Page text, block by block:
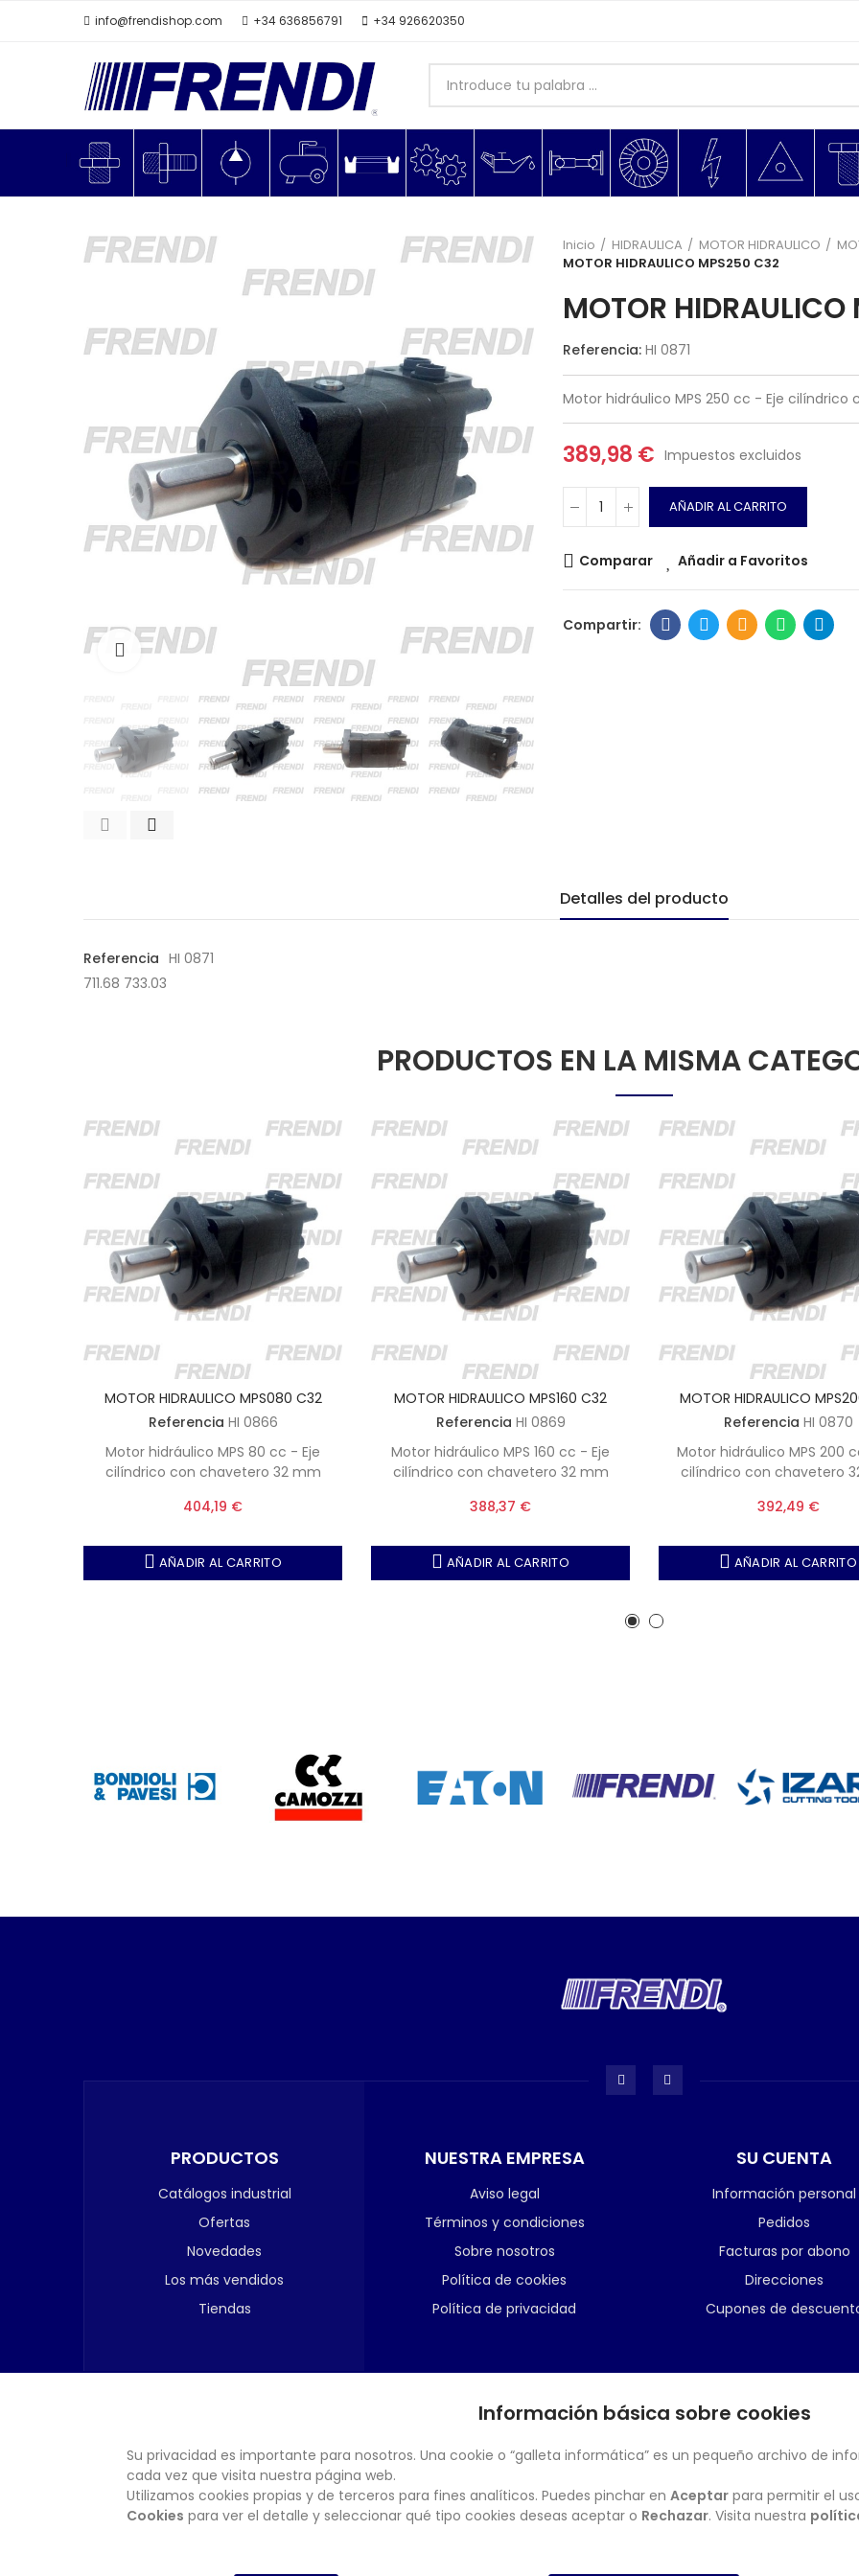
info@frendishop.com +34 636856791 +34 926620350
Click para agrandar
Inicio HIDRAULICA MOTOR HIDRAULICO
MOTOR HIDRAULICO MPS250 C32
MOTOR
Referencia: HI 0871
Motor hidráulico MPS 250 cc - Eje
389,98 € Impuestos excluidos
AÑADIR AL CARRITO
Comparar Añadir a Favoritos
Detalles del producto
Referencia HI 0871
711.68 733.03
PRODUCTOS EN LA MISMA
MOTOR HIDRAULICO MPS080 C32
Referencia HI 0866
Motor hidráulico MPS 80 cc - Eje
cilíndrico con chavetero 32 mm
404,19 €
AÑADIR AL CARRITO
MOTOR HIDRAULICO MPS160 C32
Referencia HI 0869
Motor hidráulico MPS 160 cc - Eje
cilíndrico con chavetero 32 mm
388,37 €
AÑADIR AL CARRITO
MOTOR HIDRAULICO
Referencia HI 0870
Motor hidráulico MPS 200
cilíndrico con chavetero
392,49 €
AÑADIR AL CARRITO
PRODUCTOS
Catálogos industrial
Ofertas
Novedades
Los más vendidos
Tiendas
NUESTRA EMPRESA
Aviso legal
Términos y condiciones
Sobre nosotros
Política de cookies
Política de privacidad
SU CUENTA
Información personal
Pedidos
Facturas por abono
Direcciones
Cupones de
BOLETÍN
Información básica sobre cookies
Su privacidad es importante para nosotros. Una cookie o “galleta informática” es un pequeño archivo de
cada vez que visita nuestra página web.
Utilizamos cookies propias y de terceros para fines analíticos. Puedes pinchar en Aceptar para permitir el
Cookies para ver el detalle y seleccionar qué tipo cookies deseas aceptar o Rechazar. Visita nuestra